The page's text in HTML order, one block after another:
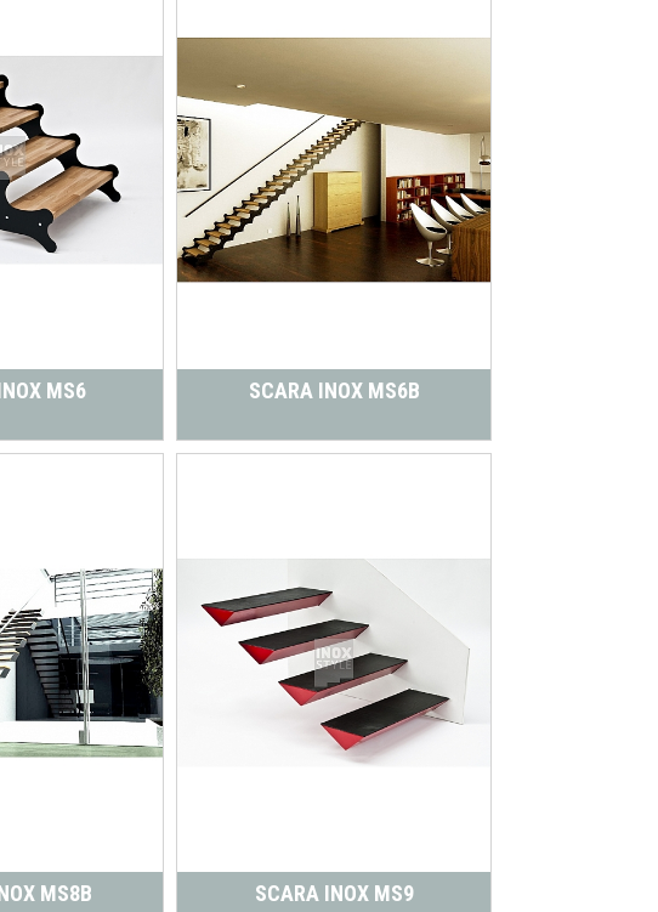
MS6 SCARA INOX MS6B
MS8B SCARA INOX MS9